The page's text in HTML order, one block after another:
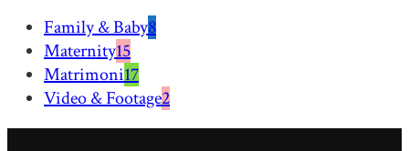
Family & Baby8
Maternity15
Matrimoni17
Video & Footage2